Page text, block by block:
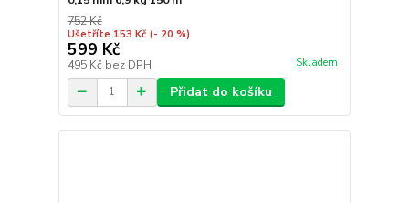
752 Kč
Ušetříte 153 Kč (- 20 %)
599 Kč
495 Kč bez DPH Skladem
Přidat do košíku